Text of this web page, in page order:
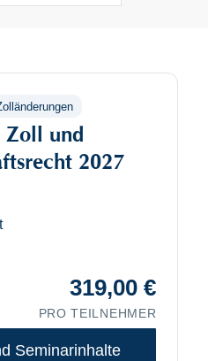
Zoll und
2027
319,00€
PRO TEILNEHMER
Seminarinhalte